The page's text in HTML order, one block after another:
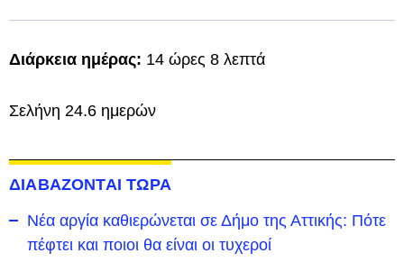
Διάρκεια ημέρας: 14 ώρες 8 λεπτά
Σελήνη 24.6 ημερών
ΔΙΑΒΑΖΟΝΤΑΙ ΤΩΡΑ
Νέα αργία καθιερώνεται σε Δήμο της Αττικής: Πότε
πέφτει και ποιοι θα είναι οι τυχεροί